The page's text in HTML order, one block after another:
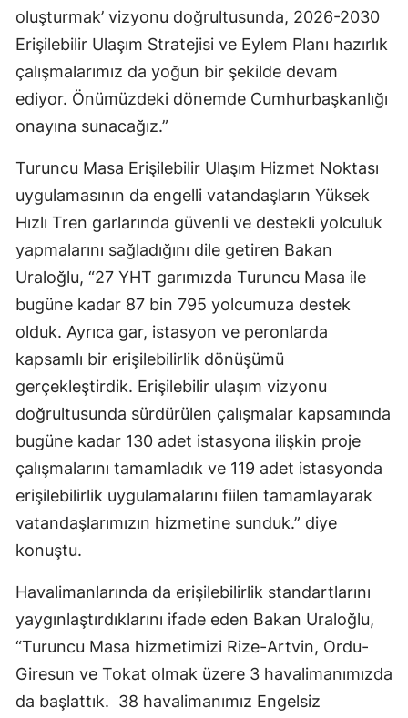
oluşturmak’ vizyonu doğrultusunda, 2026-2030
Erişilebilir Ulaşım Stratejisi ve Eylem Planı hazırlık
çalışmalarımız da yoğun bir şekilde devam
ediyor. Önümüzdeki dönemde Cumhurbaşkanlığı
onayına sunacağız.”
Turuncu Masa Erişilebilir Ulaşım Hizmet Noktası
uygulamasının da engelli vatandaşların Yüksek
Hızlı Tren garlarında güvenli ve destekli yolculuk
yapmalarını sağladığını dile getiren Bakan
Uraloğlu, “27 YHT garımızda Turuncu Masa ile
bugüne kadar 87 bin 795 yolcumuza destek
olduk. Ayrıca gar, istasyon ve peronlarda
kapsamlı bir erişilebilirlik dönüşümü
gerçekleştirdik. Erişilebilir ulaşım vizyonu
doğrultusunda sürdürülen çalışmalar kapsamında
bugüne kadar 130 adet istasyona ilişkin proje
çalışmalarını tamamladık ve 119 adet istasyonda
erişilebilirlik uygulamalarını fiilen tamamlayarak
vatandaşlarımızın hizmetine sunduk.” diye
konuştu.
Havalimanlarında da erişilebilirlik standartlarını
yaygınlaştırdıklarını ifade eden Bakan Uraloğlu,
“Turuncu Masa hizmetimizi Rize-Artvin, Ordu-
Giresun ve Tokat olmak üzere 3 havalimanımızda
da başlattık. 38 havalimanımız Engelsiz